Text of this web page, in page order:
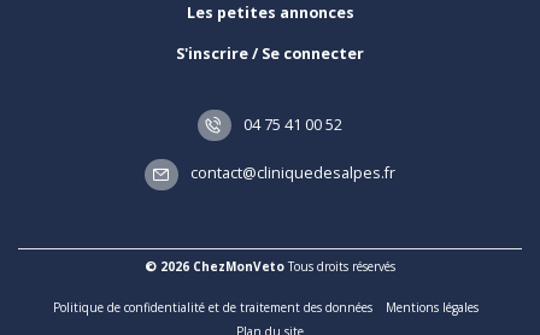
Les petites annonces
S'inscrire / Se connecter
04 75 41 00 52
contact@cliniquedesalpes.fr
© 2026 ChezMonVetoTous droits réservés
Politique de confidentialité et de traitement des données
Mentions légales